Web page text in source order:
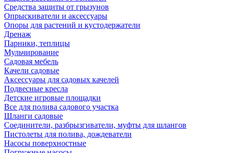
Средства защиты от грызунов
Опрыскиватели и аксессуары
Опоры для растений и кустодержатели
Дренаж
Парники, теплицы
Мульчирование
Садовая мебель
Качели садовые
Аксессуары для садовых качелей
Подвесные кресла
Детские игровые площадки
Все для полива садового участка
Шланги садовые
Соединители, разбрызгиватели, муфты для шлангов
Пистолеты для полива, дождеватели
Насосы поверхностные